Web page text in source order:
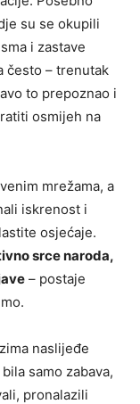
su se okupili
i zastave
često – trenutak
to prepoznao i
osmijeh na
mrežama, a
iskrenost i
osjećaje.
srce naroda,
– postaje
naslijeđe
samo zabava,
pronalazili